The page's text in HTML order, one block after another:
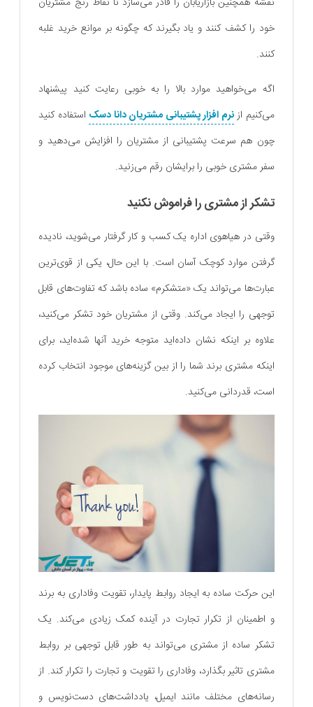
خود را کشف کنند و یاد بگیرند که چگونه بر موانع خرید غلبه
کنند.
اگه می‌خواهید موارد بالا را به خوبی رعایت کنید پیشنهاد
می‌کنیم ازنرم افزار پشتیبانی مشتریان دانا دسک استفاده کنید
چون هم سرعت پشتیبانی از مشتریان را افزایش می‌دهید و
سفر مشتری خوبی را برایشان رقم می‌زنید.
تشکر از مشتری را فراموش نکنید
وقتی در هیاهوی اداره یک کسب و کار گرفتار می‌شوید، نادیده
گرفتن موارد کوچک آسان است. با این حال، یکی از قوی‌ترین
عبارت‌ها می‌تواند یک «متشکرم» ساده باشد که تفاوت‌های قابل
توجهی را ایجاد می‌کند. وقتی از مشتریان خود تشکر می‌کنید،
علاوه بر اینکه نشان داده‌اید متوجه خرید آنها شده‌اید، برای
اینکه مشتری برند شما را از بین گزینه‌های موجود انتخاب کرده
است، قدردانی می‌کنید.
این حرکت ساده به ایجاد روابط پایدار، تقویت وفاداری به برند
و اطمینان از تکرار تجارت در آینده کمک زیادی می‌کند. یک
تشکر ساده از مشتری می‌تواند به طور قابل توجهی بر روابط
مشتری تاثیر بگذارد، وفاداری را تقویت و تجارت را تکرار کند. از
رسانه‌های مختلف مانند ایمیل، یادداشت‌های دست‌نویس و